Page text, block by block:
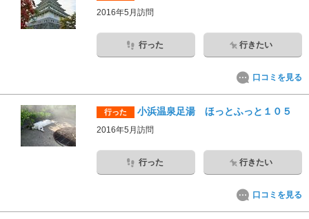
2016年5月訪問
行った 行きたい
口コミを見る
行った 小浜温泉足湯 ほっとふっと１０５
2016年5月訪問
行った 行きたい
口コミを見る